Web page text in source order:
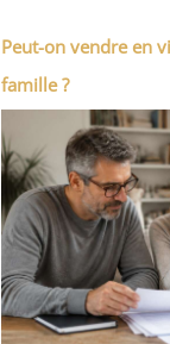
Peut-on vendre en
famille ?